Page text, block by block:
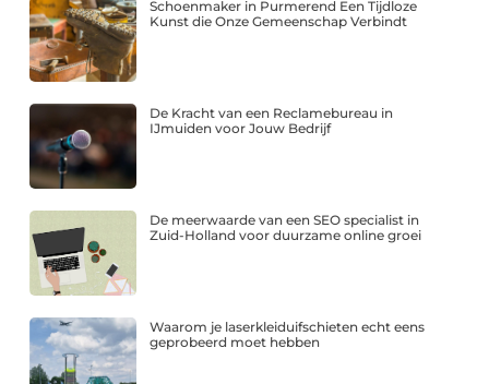
Schoenmaker in Purmerend Een Tijdloze
Kunst die Onze Gemeenschap Verbindt
De Kracht van een Reclamebureau in
IJmuiden voor Jouw Bedrijf
De meerwaarde van een SEO specialist in
Zuid-Holland voor duurzame online groei
Waarom je laserkleiduifschieten echt eens
geprobeerd moet hebben